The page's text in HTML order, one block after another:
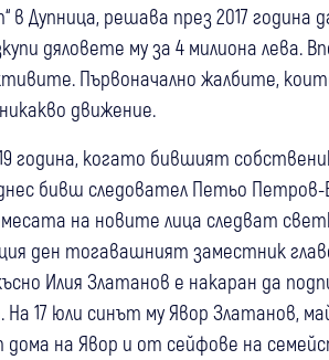
в Дупница, решава през 2017
дяловете му за 4 милиона лева.
Първоначално жалбите,
движение.
година, когато бившият
бивш следовател Петьо
на новите лица следват
ден тогавашният заместник
Илия Златанов е накаран да
17 юли синът му Явор Златанов,
на Явор и от сейфове на